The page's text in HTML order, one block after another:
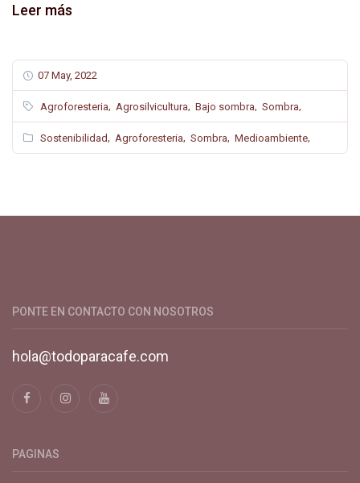
Leer más
07 May, 2022
Agroforesteria Agrosilvicultura Bajo sombra Sombra
Sostenibilidad Agroforesteria Sombra Medioambiente
PONTE EN CONTACTO CON NOSOTROS
hola@todoparacafe.com
PAGINAS